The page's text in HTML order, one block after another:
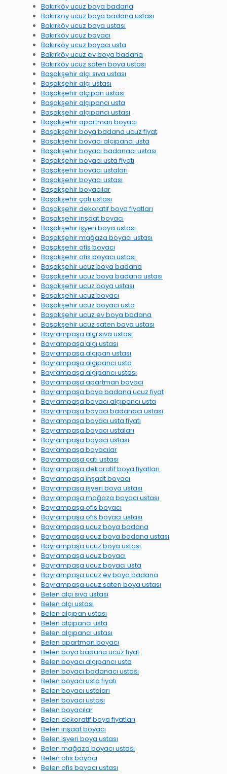
Bakırköy ucuz boya badana
Bakırköy ucuz boya badana ustası
Bakırköy ucuz boya ustası
Bakırköy ucuz boyacı
Bakırköy ucuz boyacı usta
Bakırköy ucuz ev boya badana
Bakırköy ucuz saten boya ustası
Başakşehir alçı sıva ustası
Başakşehir alçı ustası
Başakşehir alçıpan ustası
Başakşehir alçıpancı usta
Başakşehir alçıpancı ustası
Başakşehir apartman boyacı
Başakşehir boya badana ucuz fiyat
Başakşehir boyacı alçıpancı usta
Başakşehir boyacı badanacı ustası
Başakşehir boyacı usta fiyatı
Başakşehir boyacı ustaları
Başakşehir boyacı ustası
Başakşehir boyacılar
Başakşehir çatı ustası
Başakşehir dekoratif boya fiyatları
Başakşehir inşaat boyacı
Başakşehir işyeri boya ustası
Başakşehir mağaza boyacı ustası
Başakşehir ofis boyacı
Başakşehir ofis boyacı ustası
Başakşehir ucuz boya badana
Başakşehir ucuz boya badana ustası
Başakşehir ucuz boya ustası
Başakşehir ucuz boyacı
Başakşehir ucuz boyacı usta
Başakşehir ucuz ev boya badana
Başakşehir ucuz saten boya ustası
Bayrampaşa alçı sıva ustası
Bayrampaşa alçı ustası
Bayrampaşa alçıpan ustası
Bayrampaşa alçıpancı usta
Bayrampaşa alçıpancı ustası
Bayrampaşa apartman boyacı
Bayrampaşa boya badana ucuz fiyat
Bayrampaşa boyacı alçıpancı usta
Bayrampaşa boyacı badanacı ustası
Bayrampaşa boyacı usta fiyatı
Bayrampaşa boyacı ustaları
Bayrampaşa boyacı ustası
Bayrampaşa boyacılar
Bayrampaşa çatı ustası
Bayrampaşa dekoratif boya fiyatları
Bayrampaşa inşaat boyacı
Bayrampaşa işyeri boya ustası
Bayrampaşa mağaza boyacı ustası
Bayrampaşa ofis boyacı
Bayrampaşa ofis boyacı ustası
Bayrampaşa ucuz boya badana
Bayrampaşa ucuz boya badana ustası
Bayrampaşa ucuz boya ustası
Bayrampaşa ucuz boyacı
Bayrampaşa ucuz boyacı usta
Bayrampaşa ucuz ev boya badana
Bayrampaşa ucuz saten boya ustası
Belen alçı sıva ustası
Belen alçı ustası
Belen alçıpan ustası
Belen alçıpancı usta
Belen alçıpancı ustası
Belen apartman boyacı
Belen boya badana ucuz fiyat
Belen boyacı alçıpancı usta
Belen boyacı badanacı ustası
Belen boyacı usta fiyatı
Belen boyacı ustaları
Belen boyacı ustası
Belen boyacılar
Belen dekoratif boya fiyatları
Belen inşaat boyacı
Belen işyeri boya ustası
Belen mağaza boyacı ustası
Belen ofis boyacı
Belen ofis boyacı ustası